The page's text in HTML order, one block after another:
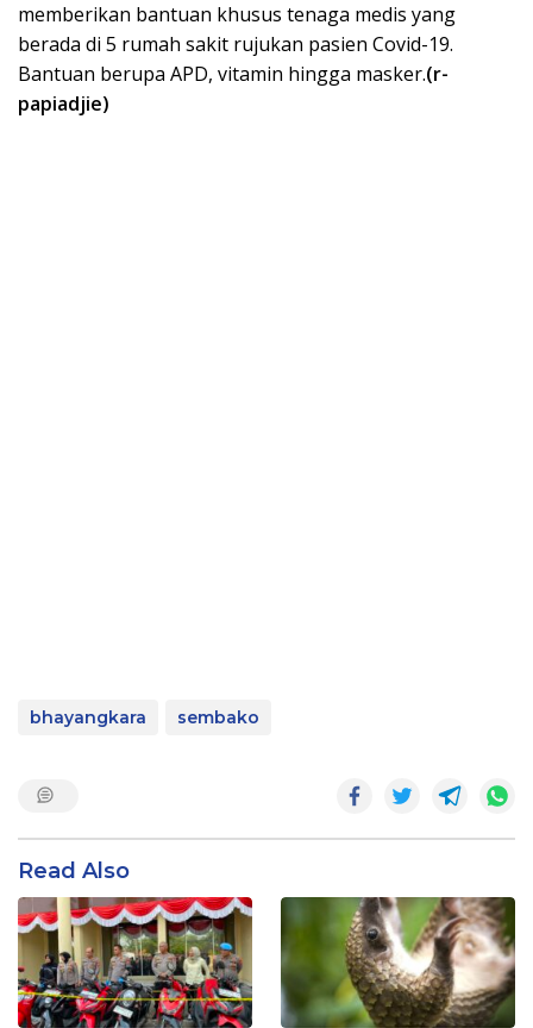
memberikan bantuan khusus tenaga medis yang
berada di 5 rumah sakit rujukan pasien Covid-19.
Bantuan berupa APD, vitamin hingga masker.(r-
papiadjie)
bhayangkara sembako
Read Also